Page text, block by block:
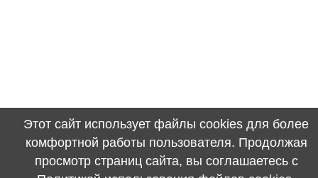
Этот сайт использует файлы cookies для более
комфортной работы пользователя. Продолжая
просмотр страниц сайта, вы соглашаетесь с